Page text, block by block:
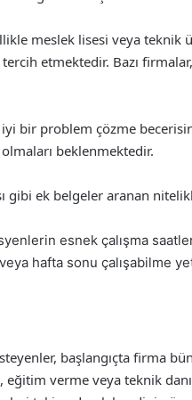
meslek lisesi veya teknik
etmektedir. Bazı
bir problem çözme
beklenmektedir.
gibi ek belgeler aranan
esnek çalışma
hafta sonu çalışabilme
başlangıçta firma
verme veya teknik